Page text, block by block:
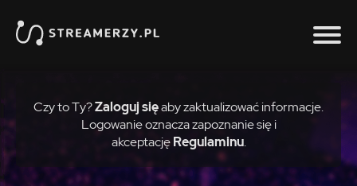
Czy to Ty?Zaloguj sięaby zaktualizować informacje.
Logowanie oznacza zapoznanie się i
akceptację Regulaminu.